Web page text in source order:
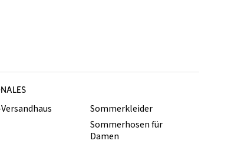
Sommerkleider
Sommerhosen für
Damen